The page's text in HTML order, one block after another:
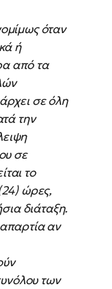
όταν
ή
από τα
σε όλη
την
σε
το
ώρες,
διάταξη.
αν
των